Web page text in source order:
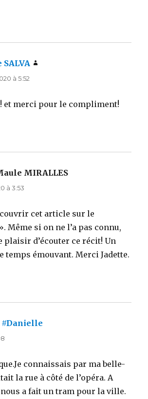
SALVA
à 5:52
et merci pour le compliment!
MIRALLES
à 3:53
cet article sur le
Même si on ne l’a pas connu,
plaisir d’écouter ce récit! Un
temps émouvant. Merci Jadette.
#Danielle
connaissais par ma belle-
la rue à côté de l’opéra. A
a fait un tram pour la ville.